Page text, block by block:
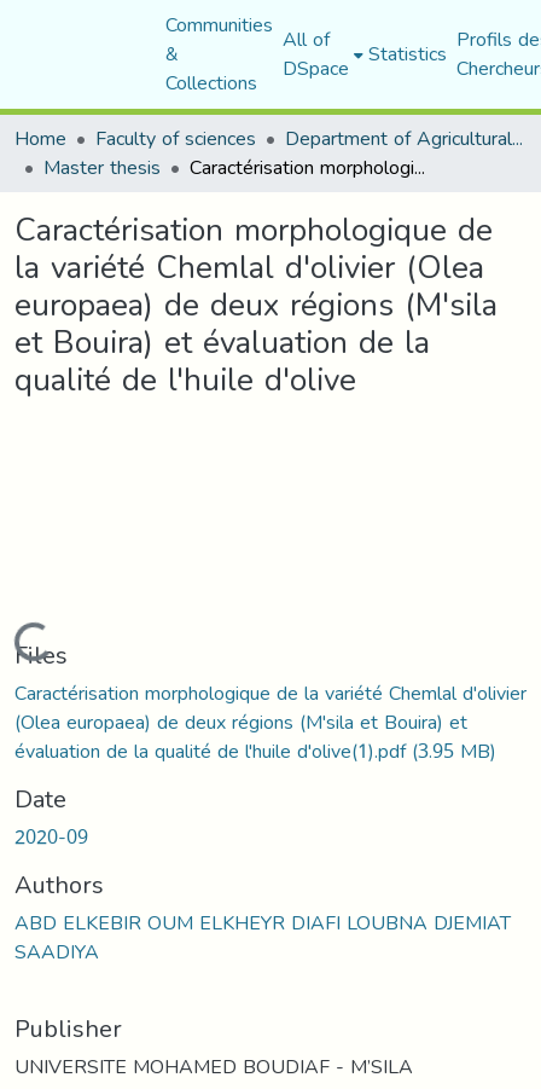
Communities
&
Collections
All of
DSpace Statistics Profils
Home
Faculty of sciences Department of Agricultural Sciences
Master thesis Caractérisation morphologique de la variété Chemlal d'olivier (Olea europaea) de deux régions (M'sila et Bouira) et évaluation de la qualité de l'huile d'olive
Caractérisation morphologique de
la variété Chemlal d'olivier (Olea
europaea) de deux régions (M'sila
et Bouira) et évaluation de la
qualité de l'huile d'olive
Loading...
Files
Caractérisation morphologique de la variété Chemlal d'olivier
(Olea europaea) de deux régions (M'sila et Bouira) et
évaluation de la qualité de l'huile d'olive(1).pdf(3.95 MB)
Date
2020-09
Authors
ABD ELKEBIR OUM ELKHEYR DIAFI LOUBNA DJEMIAT
SAADIYA
Publisher
UNIVERSITE MOHAMED BOUDIAF - M’SILA